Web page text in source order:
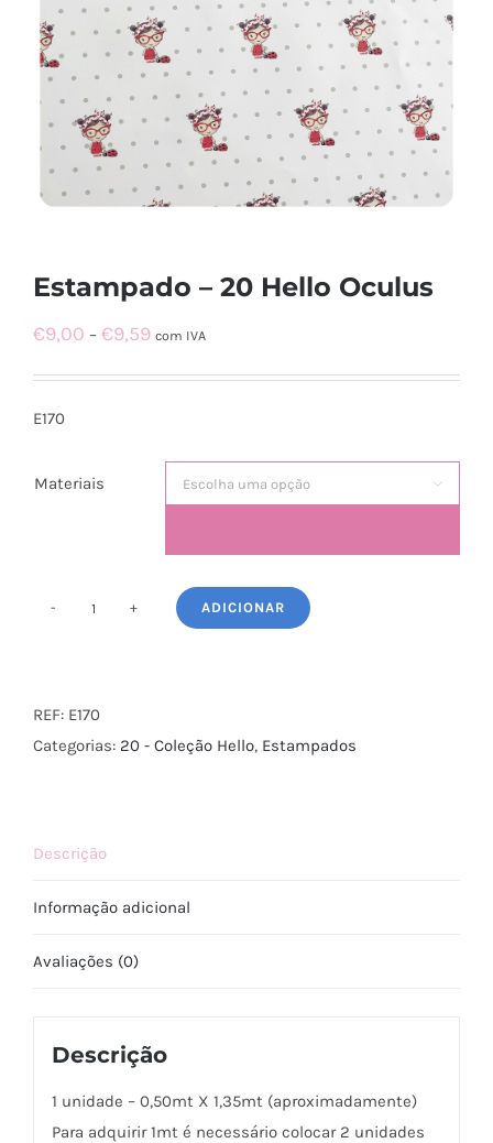
Estampado – 20 Hello Oculus
€9,00 – €9,59Price
com IVA
E170
Materiais 
Quantidade
-
20
ADICIONAR
REF: E170
Categorias: 20 - Coleção Hello, Estampados
Descrição
Informação adicional
Avaliações (0)
Descrição
1 unidade – 0,50mt X 1,35mt (aproximadamente)
Para adquirir 1mt é necessário colocar 2 unidades